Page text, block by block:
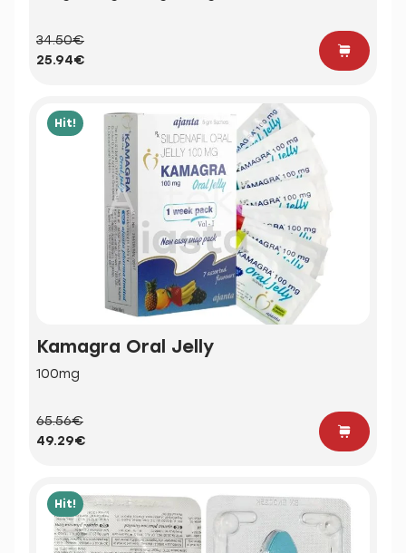
34.50€
25.94€
Hit!
Kamagra Oral Jelly
100mg
65.56€
49.29€
Hit!